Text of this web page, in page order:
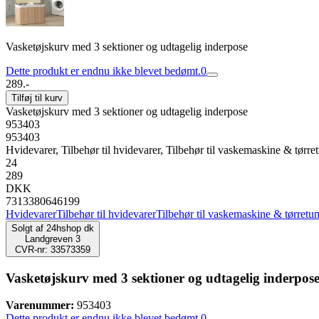
Vasketøjskurv med 3 sektioner og udtagelig inderpose
Dette produkt er endnu ikke blevet bedømt.0
289.-
Tilføj til kurv
Vasketøjskurv med 3 sektioner og udtagelig inderpose
953403
953403
Hvidevarer, Tilbehør til hvidevarer, Tilbehør til vaskemaskine &
24
289
DKK
7313380646199
HvidevarerTilbehør til hvidevarerTilbehør til vaskemaskine &
Solgt af 24hshop dk
Landgreven 3
CVR-nr: 33573359
Vasketøjskurv med 3 sektioner og udtagelig inderpose
Varenummer: 953403